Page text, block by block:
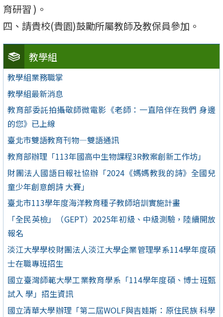
教學組
教學組業務職掌
教學組最新消息
教育部委託拍攝敬師微電影《老師：一直陪伴在我們 身邊
的您》已上線
臺北市雙語教育刊物—雙語通訊
教育部辦理「113年國高中生物課程3R教案創新工作坊」
財團法人國語日報社協辦「2024《媽媽教我的詩》全國兒
童少年創意朗詩 大賽」
臺北市113學年度海洋教育種子教師培訓實施計畫
「全民英檢」（GEPT）2025年初級、中級測驗，陸續開放
報名
淡江大學學校財團法人淡江大學企業管理學系114學年度碩
士在職專班招生
國立臺灣師範大學工業教育學系「114學年度碩、博士班甄
試入 學」招生資訊
國立清華大學辦理「第二屆WOLF與吉娃斯：原住民族 科學
育研習 )。
四、請貴校(貴園)鼓勵所屬教師及教保員參加。